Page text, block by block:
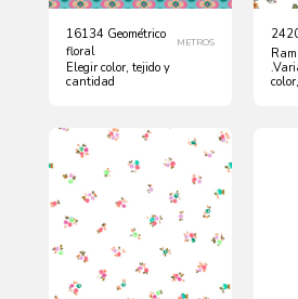
16134 Geométrico
floral
METROS
Elegir color, tejido y
cantidad